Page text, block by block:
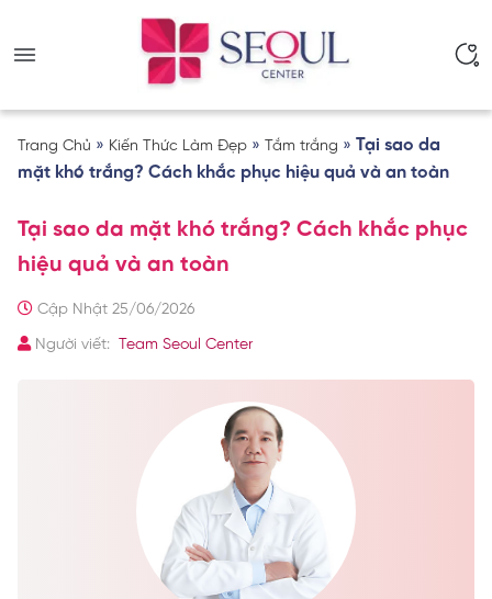
Trang Chủ » Kiến Thức Làm Đẹp » Tắm trắng » Tại sao da
mặt khó trắng? Cách khắc phục hiệu quả và an toàn
Tại sao da mặt khó trắng? Cách khắc phục
hiệu quả và an toàn
Cập Nhật 25/06/2026
Người viết: Team Seoul Center